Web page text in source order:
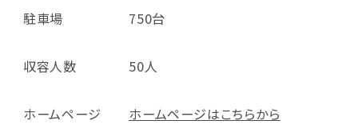
駐車場 750台
収容人数 50人
ホームページ ホームページはこちらから